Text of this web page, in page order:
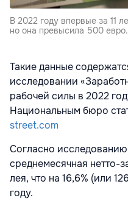
В 2022 году впервые за 11
но она превысила 500 евро.
Такие данные
исследовании
рабочей силы в 2022
Национальным бюро
street.com
Согласно
среднемесячная нетто-
лея, что на 16,6% (или
году.